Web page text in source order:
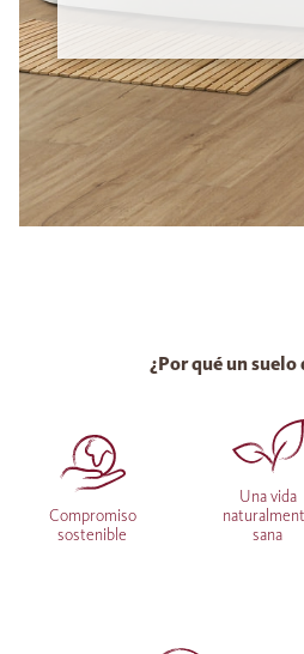
¿Por qué un suelo
Compromiso
sostenible
Una vida
sana